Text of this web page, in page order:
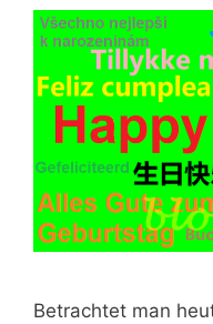
Betrachtet man